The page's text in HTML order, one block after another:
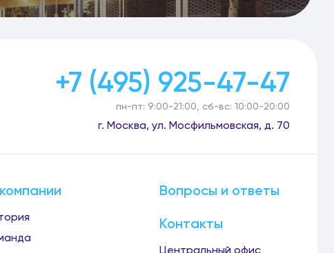
+7 (495) 925-47-47
пн-пт: 9:00-21:00, сб-вс: 10:00-20:00
г. Москва, ул. Мосфильмовская, д. 70
Вопросы и ответы
Контакты
Центральный офис